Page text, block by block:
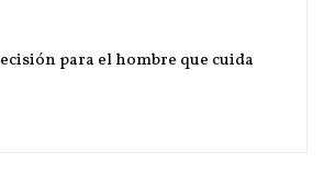
para el hombre que cuida